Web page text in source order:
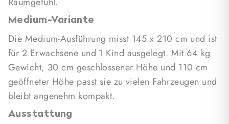
Medium-Variante
Die Medium-Ausführung misst 145 x 210 cm und ist
für 2 Erwachsene und 1 Kind ausgelegt. Mit 64 kg
Gewicht, 30 cm geschlossener Höhe und 110 cm
geöffneter Höhe passt sie zu vielen Fahrzeugen und
bleibt angenehm kompakt.
Ausstattung